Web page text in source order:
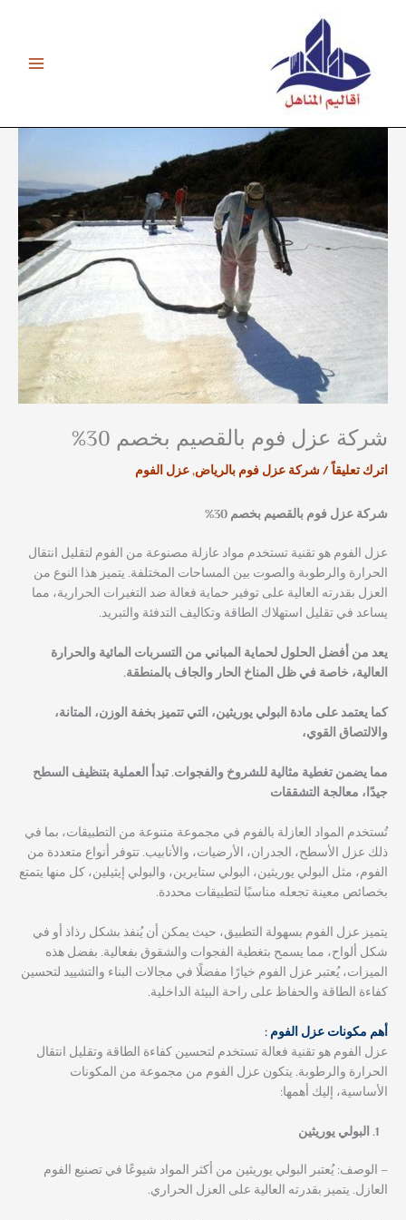
شركة عزل فوم بالقصيم بخصم 30%
اترك تعليقاً /شركة عزل فوم بالرياض,عزل الفوم
شركة عزل فوم بالقصيم بخصم 30%
عزل الفوم هو تقنية تستخدم مواد عازلة مصنوعة من الفوم لتقليل انتقال
الحرارة والرطوبة والصوت بين المساحات المختلفة. يتميز هذا النوع من
العزل بقدرته العالية على توفير حماية فعالة ضد التغيرات الحرارية، مما
يساعد في تقليل استهلاك الطاقة وتكاليف التدفئة والتبريد.
يعد من أفضل الحلول لحماية المباني من التسربات المائية والحرارة
العالية، خاصة في ظل المناخ الحار والجاف بالمنطقة.
كما يعتمد على مادة البولي يوريثين، التي تتميز بخفة الوزن، المتانة،
والالتصاق القوي،
مما يضمن تغطية مثالية للشروخ والفجوات. تبدأ العملية بتنظيف السطح
جيدًا، معالجة التشققات
تُستخدم المواد العازلة بالفوم في مجموعة متنوعة من التطبيقات، بما في
ذلك عزل الأسطح، الجدران، الأرضيات، والأنابيب. تتوفر أنواع متعددة من
الفوم، مثل البولي يوريثين، البولي ستايرين، والبولي إيثيلين، كل منها يتمتع
بخصائص معينة تجعله مناسبًا لتطبيقات محددة.
يتميز عزل الفوم بسهولة التطبيق، حيث يمكن أن يُنفذ بشكل رذاذ أو في
شكل ألواح، مما يسمح بتغطية الفجوات والشقوق بفعالية. بفضل هذه
الميزات، يُعتبر عزل الفوم خيارًا مفضلًا في مجالات البناء والتشييد لتحسين
كفاءة الطاقة والحفاظ على راحة البيئة الداخلية.
أهم مكونات عزل الفوم :
عزل الفوم هو تقنية فعالة تستخدم لتحسين كفاءة الطاقة وتقليل انتقال
الحرارة والرطوبة. يتكون عزل الفوم من مجموعة من المكونات
الأساسية، إليك أهمها:
البولي يوريثين
– الوصف: يُعتبر البولي يوريثين من أكثر المواد شيوعًا في تصنيع الفوم
العازل. يتميز بقدرته العالية على العزل الحراري.